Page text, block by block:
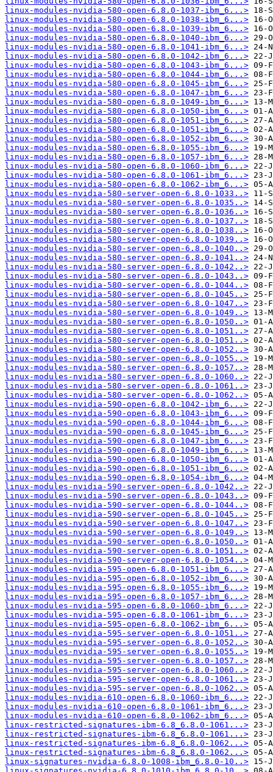
linux-modules-nvidia-580-open-6.8.0-1037-ibm_6...>
linux-modules-nvidia-580-open-6.8.0-1038-ibm_6...>
linux-modules-nvidia-580-open-6.8.0-1039-ibm_6...>
linux-modules-nvidia-580-open-6.8.0-1040-ibm_6...>
linux-modules-nvidia-580-open-6.8.0-1041-ibm_6...>
linux-modules-nvidia-580-open-6.8.0-1042-ibm_6...>
linux-modules-nvidia-580-open-6.8.0-1043-ibm_6...>
linux-modules-nvidia-580-open-6.8.0-1044-ibm_6...>
linux-modules-nvidia-580-open-6.8.0-1045-ibm_6...>
linux-modules-nvidia-580-open-6.8.0-1047-ibm_6...>
linux-modules-nvidia-580-open-6.8.0-1049-ibm_6...>
linux-modules-nvidia-580-open-6.8.0-1050-ibm_6...>
linux-modules-nvidia-580-open-6.8.0-1051-ibm_6...>
linux-modules-nvidia-580-open-6.8.0-1051-ibm_6...>
linux-modules-nvidia-580-open-6.8.0-1052-ibm_6...>
linux-modules-nvidia-580-open-6.8.0-1055-ibm_6...>
linux-modules-nvidia-580-open-6.8.0-1057-ibm_6...>
linux-modules-nvidia-580-open-6.8.0-1060-ibm_6...>
linux-modules-nvidia-580-open-6.8.0-1061-ibm_6...>
linux-modules-nvidia-580-open-6.8.0-1062-ibm_6...>
linux-modules-nvidia-580-server-open-6.8.0-1033..>
linux-modules-nvidia-580-server-open-6.8.0-1035..>
linux-modules-nvidia-580-server-open-6.8.0-1036..>
linux-modules-nvidia-580-server-open-6.8.0-1037..>
linux-modules-nvidia-580-server-open-6.8.0-1038..>
linux-modules-nvidia-580-server-open-6.8.0-1039..>
linux-modules-nvidia-580-server-open-6.8.0-1040..>
linux-modules-nvidia-580-server-open-6.8.0-1041..>
linux-modules-nvidia-580-server-open-6.8.0-1042..>
linux-modules-nvidia-580-server-open-6.8.0-1043..>
linux-modules-nvidia-580-server-open-6.8.0-1044..>
linux-modules-nvidia-580-server-open-6.8.0-1045..>
linux-modules-nvidia-580-server-open-6.8.0-1047..>
linux-modules-nvidia-580-server-open-6.8.0-1049..>
linux-modules-nvidia-580-server-open-6.8.0-1050..>
linux-modules-nvidia-580-server-open-6.8.0-1051..>
linux-modules-nvidia-580-server-open-6.8.0-1051..>
linux-modules-nvidia-580-server-open-6.8.0-1052..>
linux-modules-nvidia-580-server-open-6.8.0-1055..>
linux-modules-nvidia-580-server-open-6.8.0-1057..>
linux-modules-nvidia-580-server-open-6.8.0-1060..>
linux-modules-nvidia-580-server-open-6.8.0-1061..>
linux-modules-nvidia-580-server-open-6.8.0-1062..>
linux-modules-nvidia-590-open-6.8.0-1042-ibm_6...>
linux-modules-nvidia-590-open-6.8.0-1043-ibm_6...>
linux-modules-nvidia-590-open-6.8.0-1044-ibm_6...>
linux-modules-nvidia-590-open-6.8.0-1045-ibm_6...>
linux-modules-nvidia-590-open-6.8.0-1047-ibm_6...>
linux-modules-nvidia-590-open-6.8.0-1049-ibm_6...>
linux-modules-nvidia-590-open-6.8.0-1050-ibm_6...>
linux-modules-nvidia-590-open-6.8.0-1051-ibm_6...>
linux-modules-nvidia-590-open-6.8.0-1054-ibm_6...>
linux-modules-nvidia-590-server-open-6.8.0-1042..>
linux-modules-nvidia-590-server-open-6.8.0-1043..>
linux-modules-nvidia-590-server-open-6.8.0-1044..>
linux-modules-nvidia-590-server-open-6.8.0-1045..>
linux-modules-nvidia-590-server-open-6.8.0-1047..>
linux-modules-nvidia-590-server-open-6.8.0-1049..>
linux-modules-nvidia-590-server-open-6.8.0-1050..>
linux-modules-nvidia-590-server-open-6.8.0-1051..>
linux-modules-nvidia-590-server-open-6.8.0-1054..>
linux-modules-nvidia-595-open-6.8.0-1051-ibm_6...>
linux-modules-nvidia-595-open-6.8.0-1052-ibm_6...>
linux-modules-nvidia-595-open-6.8.0-1055-ibm_6...>
linux-modules-nvidia-595-open-6.8.0-1057-ibm_6...>
linux-modules-nvidia-595-open-6.8.0-1060-ibm_6...>
linux-modules-nvidia-595-open-6.8.0-1061-ibm_6...>
linux-modules-nvidia-595-open-6.8.0-1062-ibm_6...>
linux-modules-nvidia-595-server-open-6.8.0-1051..>
linux-modules-nvidia-595-server-open-6.8.0-1052..>
linux-modules-nvidia-595-server-open-6.8.0-1055..>
linux-modules-nvidia-595-server-open-6.8.0-1057..>
linux-modules-nvidia-595-server-open-6.8.0-1060..>
linux-modules-nvidia-595-server-open-6.8.0-1061..>
linux-modules-nvidia-595-server-open-6.8.0-1062..>
linux-modules-nvidia-610-open-6.8.0-1060-ibm_6...>
linux-modules-nvidia-610-open-6.8.0-1061-ibm_6...>
linux-modules-nvidia-610-open-6.8.0-1062-ibm_6...>
linux-restricted-signatures-ibm-6.8_6.8.0-1061...>
linux-restricted-signatures-ibm-6.8_6.8.0-1061...>
linux-restricted-signatures-ibm-6.8_6.8.0-1062...>
linux-restricted-signatures-ibm-6.8_6.8.0-1062...>
linux-signatures-nvidia-6.8.0-1008-ibm_6.8.0-10..>